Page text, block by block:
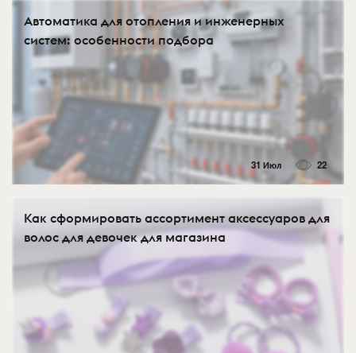
Автоматика для отопления и инженерных
систем: особенности подбора
31 Июл 22
Как сформировать ассортимент аксессуаров для
волос для девочек для магазина